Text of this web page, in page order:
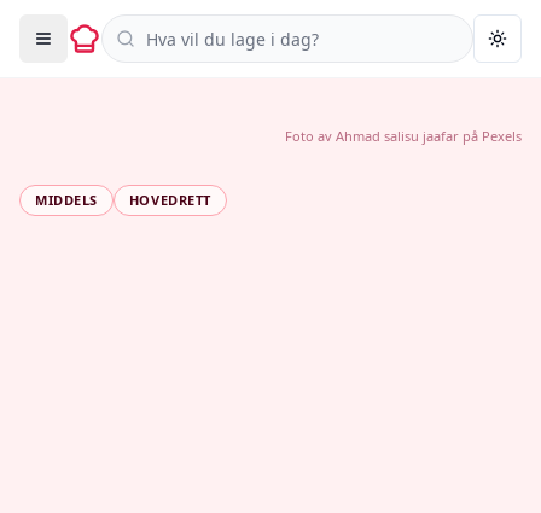
Søk i oppskrifter
MIDDELS HOVEDRETT
Foto av Ahmad salisu jaafar på Pexels